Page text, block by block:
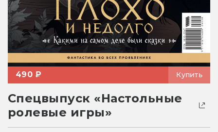
490 ₽ Купить
Спецвыпуск «Настольные
ролевые игры»